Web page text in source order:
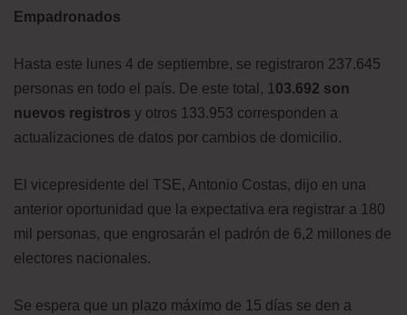
Empadronados
Hasta este lunes 4 de septiembre, se registraron 237.645
personas en todo el país. De este total, 1 03.692 son
nuevos registros y otros 133.953 corresponden a
actualizaciones de datos por cambios de domicilio.
El vicepresidente del TSE, Antonio Costas, dijo en una
anterior oportunidad que la expectativa era registrar a 180
mil personas, que engrosarán el padrón de 6,2 millones de
electores nacionales.
Se espera que un plazo máximo de 15 días se den a